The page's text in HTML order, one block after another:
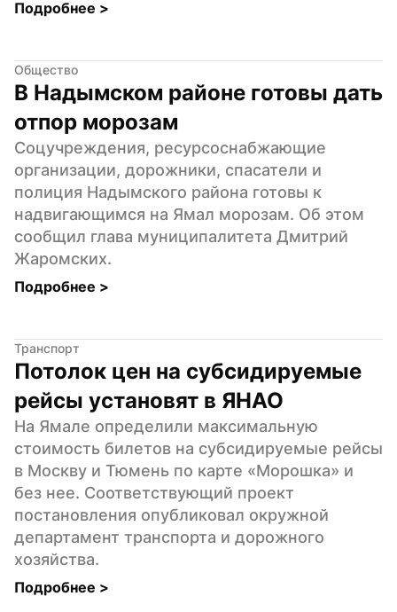
Подробнее >
Общество
В Надымском районе готовы дать
отпор морозам
Соцучреждения, ресурсоснабжающие
организации, дорожники, спасатели и
полиция Надымского района готовы к
надвигающимся на Ямал морозам. Об этом
сообщил глава муниципалитета Дмитрий
Жаромских.
Подробнее >
Транспорт
Потолок цен на субсидируемые
рейсы установят в ЯНАО
На Ямале определили максимальную
стоимость билетов на субсидируемые рейсы
в Москву и Тюмень по карте «Морошка» и
без нее. Соответствующий проект
постановления опубликовал окружной
департамент транспорта и дорожного
хозяйства.
Подробнее >